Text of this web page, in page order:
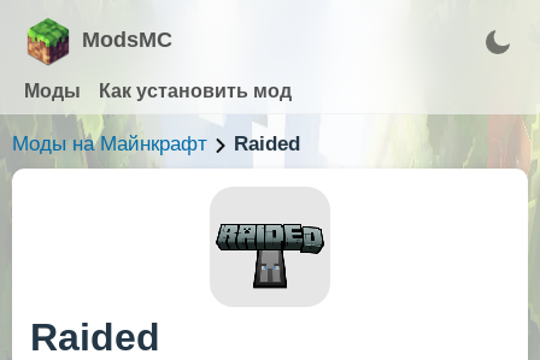
ModsMC
Моды Как установить мод
Моды на Майнкрафт Raided
Raided